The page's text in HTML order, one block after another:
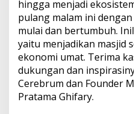
hingga menjadi
pulang malam ini
mulai dan bertumbuh.
yaitu menjadikan masjid
ekonomi umat. Terima
dukungan dan
Cerebrum dan Founder
Pratama Ghifary.